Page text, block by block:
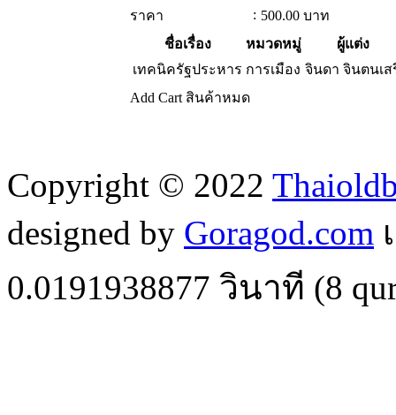
ราคา
: 500.00 บาท
ชื่อเรื่อง
หมวดหมู่
ผู้แต่ง
เทคนิครัฐประหาร การเมือง จินดา จินตนเส
Add Cart สินค้าหมด
Copyright © 2022
designed by Goragod.com
0.0191938877 วินาที (8